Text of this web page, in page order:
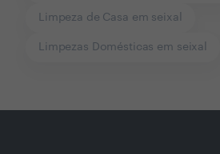
Limpeza de Casa em seixal
Limpezas Domésticas em seixal